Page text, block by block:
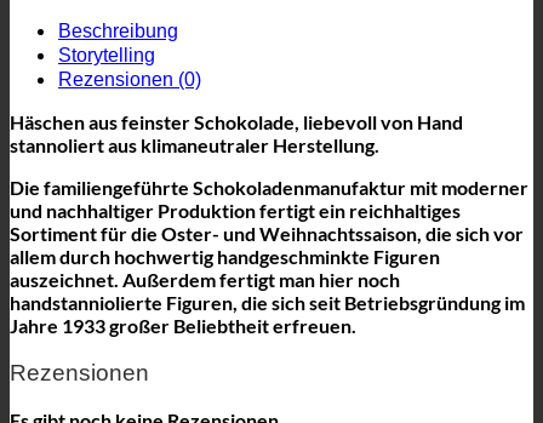
Beschreibung
Storytelling
Rezensionen (0)
Häschen aus feinster Schokolade, liebevoll von Hand
stannoliert aus klimaneutraler Herstellung.
Die familiengeführte Schokoladenmanufaktur mit moderner
und nachhaltiger Produktion fertigt ein reichhaltiges
Sortiment für die Oster- und Weihnachtssaison, die sich vor
allem durch hochwertig handgeschminkte Figuren
auszeichnet. Außerdem fertigt man hier noch
handstanniolierte Figuren, die sich seit Betriebsgründung im
Jahre 1933 großer Beliebtheit erfreuen.
Rezensionen